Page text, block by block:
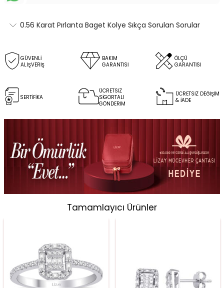
0.56 Karat Pırlanta Baget Kolye Sıkça Sorulan Sorular
GÜVENLİ
ALIŞVERİŞ
BAKIM
GARANTİSİ
ÖLÇÜ
GARANTİSİ
SERTİFİKA
ÜCRETSİZ
SİGORTALI
GÖNDERİM
ÜCRETSİZ DEĞİŞİM
& İADE
Tamamlayıcı Ürünler